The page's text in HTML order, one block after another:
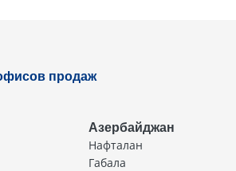
продаж
Азербайджан
Нафталан
Габала